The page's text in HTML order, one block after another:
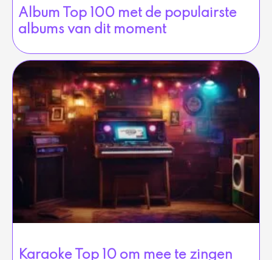
Album Top 100 met de populairste
albums van dit moment
Karaoke Top 10 om mee te zingen